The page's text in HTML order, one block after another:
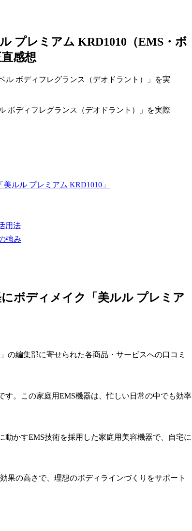
プレミアム KRD1010（EMS・ボ
感想
ボディフレグランス（デオドラント）」を実際
ルル プレミアム KRD1010」
用法
強み
ボディメイク「美ルル プレミア
編集部に寄せられた各商品・サービスへの口コミ
。この家庭用EMS機器は、忙しい日常の中でも効率
動かすEMS技術を採用した家庭用美容機器で、自宅に
果の高さで、理想のボディラインづくりをサポート